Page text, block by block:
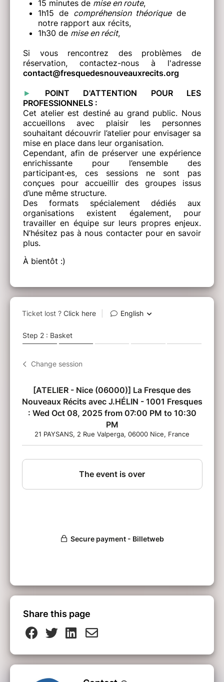
15 minutes de mise en route,
1h15 de compréhension théoriquede
notre rapport aux récits,
1h30 de mise en récit,
Si vous rencontrez des problèmes de
réservation, contactez-nous à l'adresse
contact@fresquedesnouveauxrecits.org
►
POINT D'ATTENTION POUR LES
PROFESSIONNELS :
Cet atelier est destiné au grand public. Nous
accueillons avec plaisir les personnes
souhaitant découvrir l’atelier pour envisager sa
mise en place dans leur organisation.
Cependant, afin de préserver une expérience
enrichissante pour l’ensemble des
participant·es, ces sessions ne sont pas
conçues pour accueillir des groupes issus
d’une même structure.
Des formats spécialement dédiés aux
organisations existent également, pour
travailler en équipe sur leurs propres enjeux.
N’hésitez pas à nous contacter pour en savoir
plus.
À bientôt :)
Share this page